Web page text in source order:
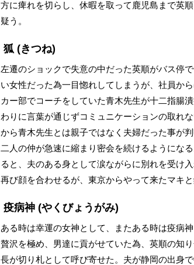
方に痺れを切らし、休暇を取って鹿児島まで英
疑う。
狐 (きつね)
左遷のショックで失意の中だった英順がバス停
い女性だった為一目惚れしてしまうが、社員か
カー部でコーチをしていた青木先生が十二指腸
わりに言葉が通じずコミュニケーションの取れ
から青木先生とは親子ではなく夫婦だった事が
二人の仲が急速に縮まり密会を続けるようにな
ると、夫のある身として涙ながらに別れを受け
再び顔を合わせるが、東京からやって来たマキ
疫病神 (やくびょうがみ)
ある時は幸運の女神として、またある時は疫病
贅沢を極め、男達に貢がせていた為、英順の知
長が切り札として呼び寄せた。夫が静岡の出身